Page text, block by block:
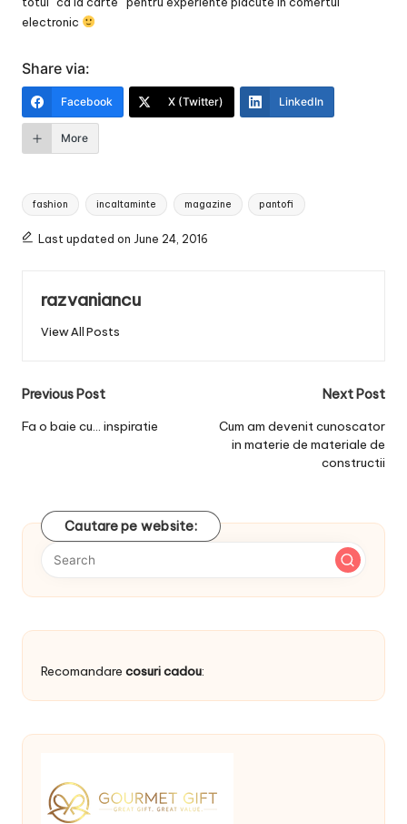
electronic
Share via:
Facebook X (Twitter) LinkedIn
More
Tags:
fashion incaltaminte magazine pantofi
Last updated on June 24, 2016
razvaniancu
View All Posts
Post
navigation
Previous Post
Fa o baie cu… inspiratie
Next Post
Cum am devenit cunoscator
in materie de materiale de
constructii
Cautare pe website:
Recomandare cosuri cadou: